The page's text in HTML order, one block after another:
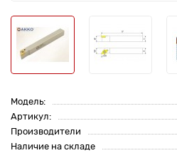
Модель:
Артикул:
Производители
Наличие на складе